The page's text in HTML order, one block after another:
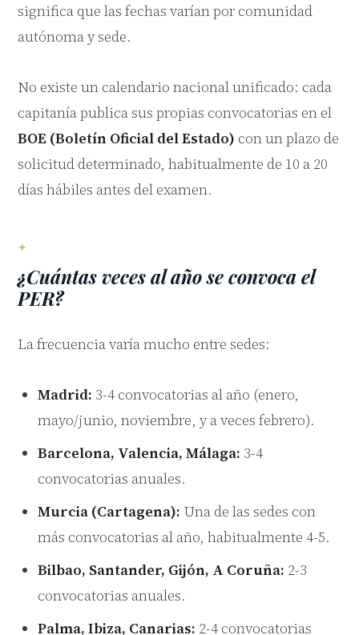
significa que las fechas varían por comunidad
autónoma y sede.
No existe un calendario nacional unificado: cada
capitanía publica sus propias convocatorias en el
BOE (Boletín Oficial del Estado) con un plazo de
solicitud determinado, habitualmente de 10 a 20
días hábiles antes del examen.
¿Cuántas veces al año se convoca el
PER?
La frecuencia varía mucho entre sedes:
Madrid: 3-4 convocatorias al año (enero,
mayo/junio, noviembre, y a veces febrero).
Barcelona, Valencia, Málaga: 3-4
convocatorias anuales.
Murcia (Cartagena): Una de las sedes con
más convocatorias al año, habitualmente 4-5.
Bilbao, Santander, Gijón, A Coruña: 2-3
convocatorias anuales.
Palma, Ibiza, Canarias: 2-4 convocatorias